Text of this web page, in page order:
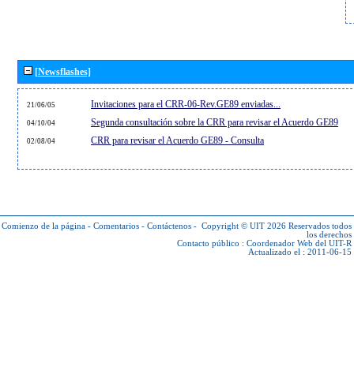
[Newsflashes]
21/06/05 Invitaciones para el CRR-06-Rev.GE89 enviadas...
04/10/04 Segunda consultación sobre la CRR para revisar el Acuerdo GE89
02/08/04 CRR para revisar el Acuerdo GE89 - Consulta
Comienzo de la página - Comentarios - Contáctenos - Copyright © UIT 2026 Reservados todos
los derechos
Contacto público : Coordenador Web del UIT-R
Actualizado el : 2011-06-15